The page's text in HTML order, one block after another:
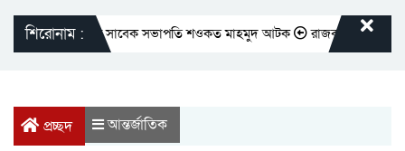
শিরোনাম :
প্রেসক্লাবের সাবেক সভাপতি শওকত মাহমুদ আটক রাজবাড়ীতে বীর
প্রচ্ছদ আন্তর্জাতিক